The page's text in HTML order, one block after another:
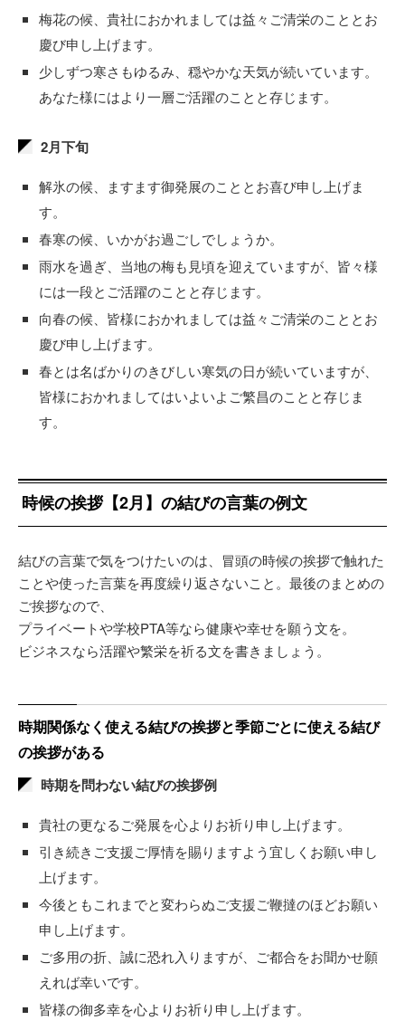
梅花の候、貴社におかれましては益々ご清栄のこととお
慶び申し上げます。
少しずつ寒さもゆるみ、穏やかな天気が続いています。
あなた様にはより一層ご活躍のことと存じます。
2月下旬
解氷の候、ますます御発展のこととお喜び申し上げま
す。
春寒の候、いかがお過ごしでしょうか。
雨水を過ぎ、当地の梅も見頃を迎えていますが、皆々様
には一段とご活躍のことと存じます。
向春の候、皆様におかれましては益々ご清栄のこととお
慶び申し上げます。
春とは名ばかりのきびしい寒気の日が続いていますが、
皆様におかれましてはいよいよご繁昌のことと存じま
す。
時候の挨拶【2月】の結びの言葉の例文
結びの言葉で気をつけたいのは、冒頭の時候の挨拶で触れた
ことや使った言葉を再度繰り返さないこと。最後のまとめの
ご挨拶なので、
プライベートや学校PTA等なら健康や幸せを願う文を。
ビジネスなら活躍や繁栄を祈る文を書きましょう。
時期関係なく使える結びの挨拶と季節ごとに使える結び
の挨拶がある
時期を問わない結びの挨拶例
貴社の更なるご発展を心よりお祈り申し上げます。
引き続きご支援ご厚情を賜りますよう宜しくお願い申し
上げます。
今後ともこれまでと変わらぬご支援ご鞭撻のほどお願い
申し上げます。
ご多用の折、誠に恐れ入りますが、ご都合をお聞かせ願
えれば幸いです。
皆様の御多幸を心よりお祈り申し上げます。